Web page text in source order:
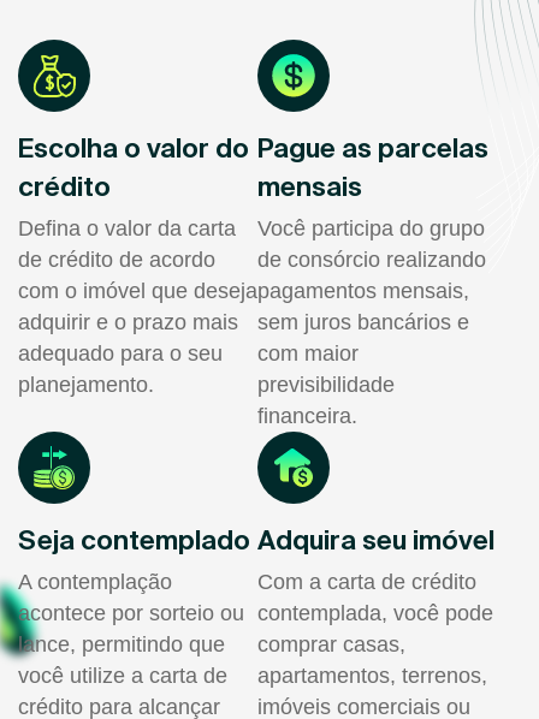
Escolha o valor do
crédito
Defina o valor da carta
de crédito de acordo
com o imóvel que deseja
adquirir e o prazo mais
adequado para o seu
planejamento.
Pague as parcelas
mensais
Você participa do grupo
de consórcio realizando
pagamentos mensais,
sem juros bancários e
com maior
previsibilidade
financeira.
Seja contemplado
A contemplação
acontece por sorteio ou
lance, permitindo que
você utilize a carta de
crédito para alcançar
Adquira seu imóvel
Com a carta de crédito
contemplada, você pode
comprar casas,
apartamentos, terrenos,
imóveis comerciais ou